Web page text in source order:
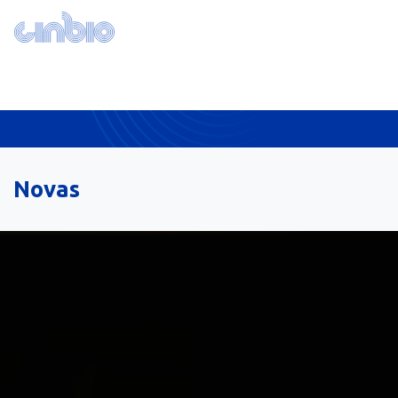
Novas